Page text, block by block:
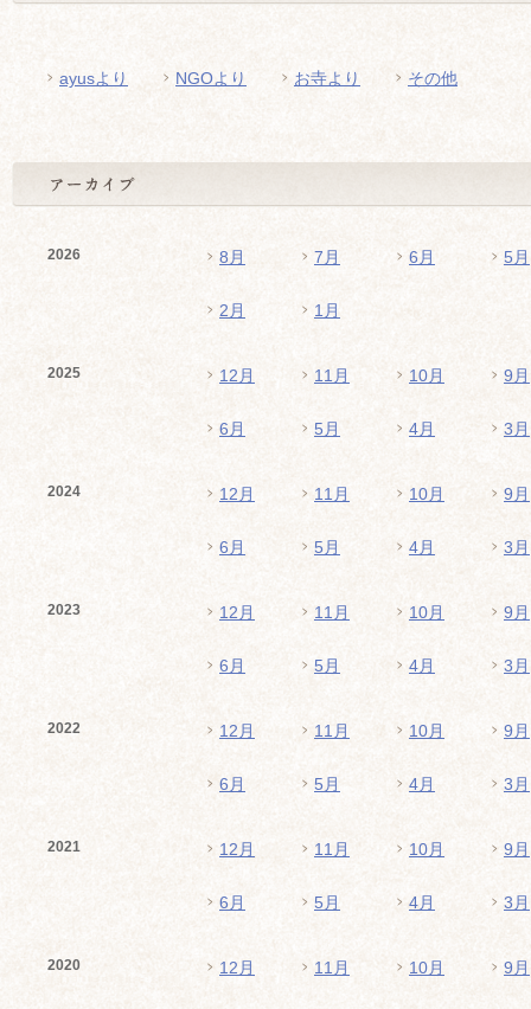
ayusより NGOより お寺より その他
2026 8月 7月 6月 5月
2月 1月
2025 12月 11月 10月 9月
6月 5月 4月 3月
2024 12月 11月 10月 9月
6月 5月 4月 3月
2023 12月 11月 10月 9月
6月 5月 4月 3月
2022 12月 11月 10月 9月
6月 5月 4月 3月
2021 12月 11月 10月 9月
6月 5月 4月 3月
2020 12月 11月 10月 9月